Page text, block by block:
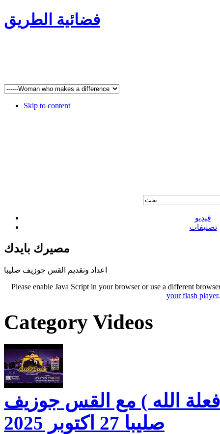
فضائية الطريق
Skip to content
فيديو
تصنيفات
مصيرك بايدك
اعداد وتقديم القس جوزيف صليبا
Please enable Java Script in your browser or use a different
your flash player.
Category Videos
الله ) مع القس جوزيف
صليبا 27 اكتوبر 2025